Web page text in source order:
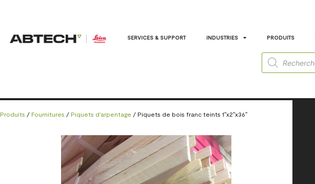
SERVICES & SUPPORT INDUSTRIES PRODUITS
Produits / Fournitures / Piquets d'arpentage / Piquets de bois franc teints 1″x2″x36″